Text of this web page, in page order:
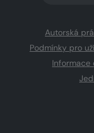
Autorská
Podmínky pro
Informace